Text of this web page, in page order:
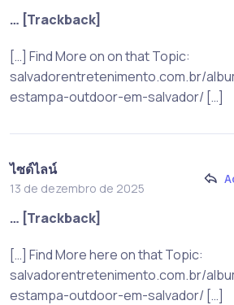
… [Trackback]
[…] Find More on on that Topic:
salvadorentretenimento.com.br/
estampa-outdoor-em-salvador/ […]
ไซด์ไลน์
13 de dezembro de 2025
… [Trackback]
[…] Find More here on that Topic:
salvadorentretenimento.com.br/
estampa-outdoor-em-salvador/ […]